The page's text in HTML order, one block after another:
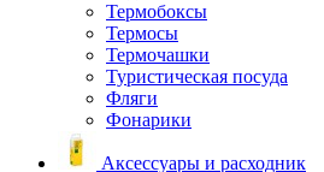
Термобоксы
Термосы
Термочашки
Туристическая посуда
Фляги
Фонарики
Аксессуары и расходник